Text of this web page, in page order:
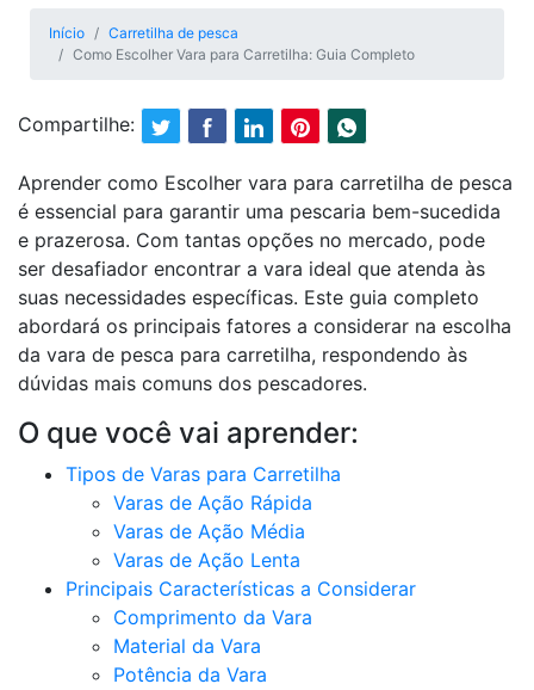
Início
Carretilha de pesca
Como Escolher Vara para Carretilha: Guia Completo
Compartilhe:
Aprender como Escolher vara para carretilha de pesca
é essencial para garantir uma pescaria bem-sucedida
e prazerosa. Com tantas opções no mercado, pode
ser desafiador encontrar a vara ideal que atenda às
suas necessidades específicas. Este guia completo
abordará os principais fatores a considerar na escolha
da vara de pesca para carretilha, respondendo às
dúvidas mais comuns dos pescadores.
O que você vai aprender:
Tipos de Varas para Carretilha
Varas de Ação Rápida
Varas de Ação Média
Varas de Ação Lenta
Principais Características a Considerar
Comprimento da Vara
Material da Vara
Potência da Vara